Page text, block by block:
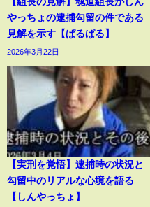
やっちょの逮捕勾留の件である
見解を示す【ぱるぱる】
2026年3月22日
【実刑を覚悟】逮捕時の状況と
勾留中のリアルな心境を語る
【しんやっちょ】